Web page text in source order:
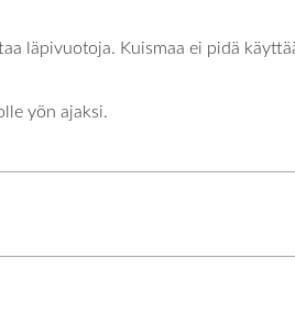
läpivuotoja. Kuismaa ei pidä
yön ajaksi.